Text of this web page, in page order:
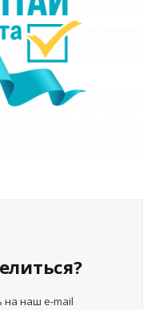
на наш e-mail